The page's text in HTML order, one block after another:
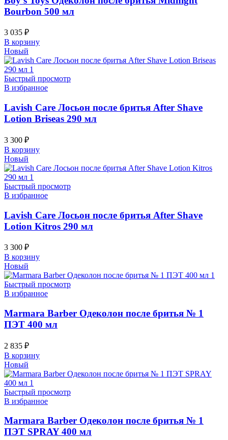
Bourbon 500 мл
3 035 ₽
В корзину
Новый
Быстрый просмотр
В избранное
Lavish Care Лосьон после бритья After Shave
Lotion Briseas 290 мл
3 300 ₽
В корзину
Новый
Быстрый просмотр
В избранное
Lavish Care Лосьон после бритья After Shave
Lotion Kitros 290 мл
3 300 ₽
В корзину
Новый
Быстрый просмотр
В избранное
Marmara Barber Одеколон после бритья № 1
ПЭТ 400 мл
2 835 ₽
В корзину
Новый
Быстрый просмотр
В избранное
Marmara Barber Одеколон после бритья № 1
ПЭТ SPRAY 400 мл